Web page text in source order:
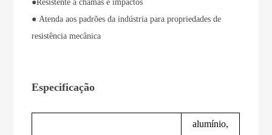
●Resistente a chamas e impactos
●Atenda aos padrões da indústria para propriedades de
resistência mecânica
Especificação
alumínio,